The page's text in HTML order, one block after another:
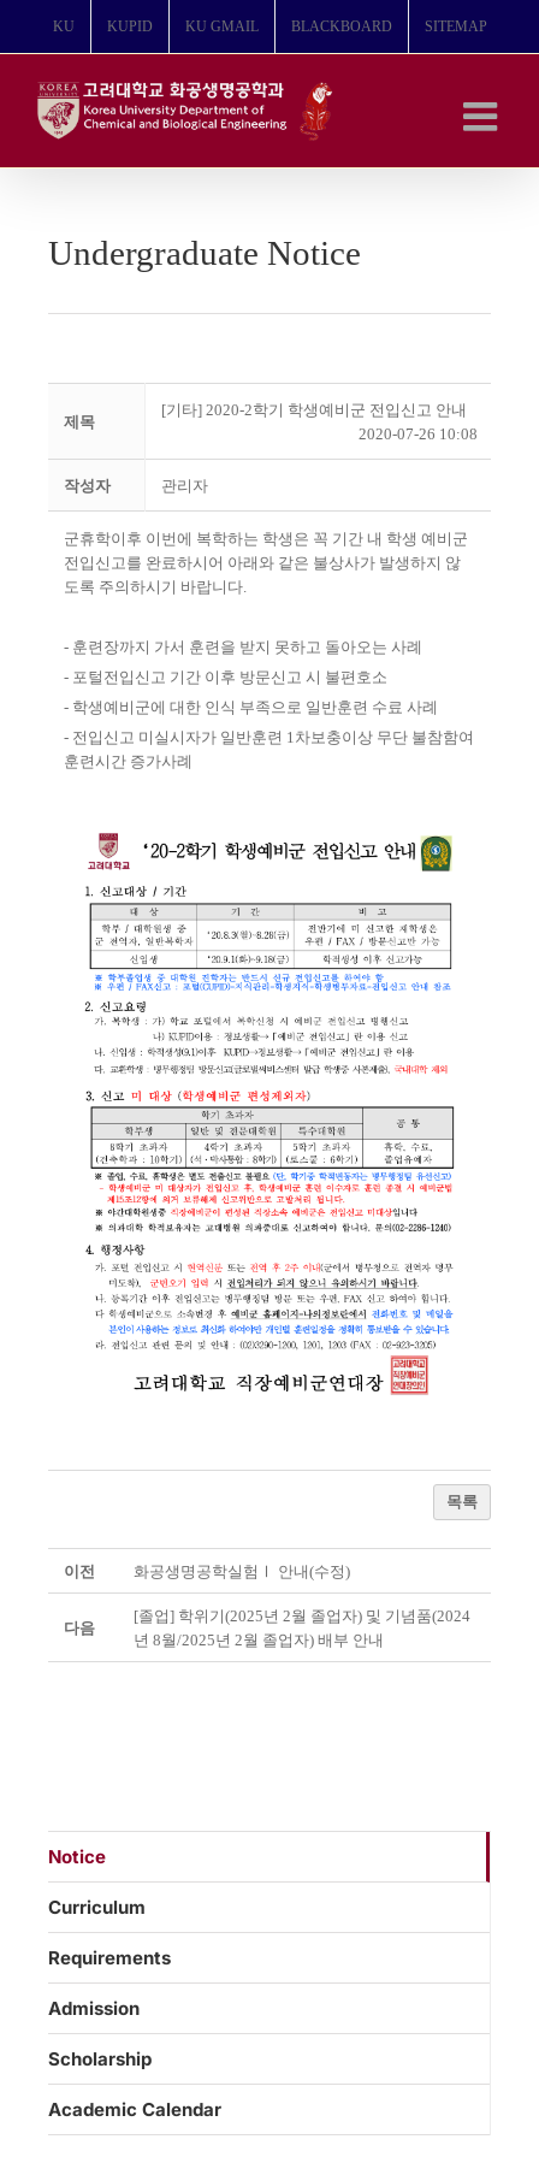
뛰
KU KUPID KU GMAIL BLACKBOARD SITEMAP
Undergraduate Notice
제목
[기타] 2020-2학기 학생예비군 전입신고 안내
2020-07-26 10:08
작성자 관리자
군휴학이후 이번에 복학하는 학생은 꼭 기간 내 학생 예비군
전입신고를 완료하시어 아래와 같은 불상사가 발생하지 않
도록 주의하시기 바랍니다.
- 훈련장까지 가서 훈련을 받지 못하고 돌아오는 사례
- 포털전입신고 기간 이후 방문신고 시 불편호소
- 학생예비군에 대한 인식 부족으로 일반훈련 수료 사례
- 전입신고 미실시자가 일반훈련 1차보충이상 무단 불참함여
훈련시간 증가사례
목록
이전 화공생명공학실험Ⅰ 안내(수정)
다음
[졸업] 학위기(2025년 2월 졸업자) 및 기념품(2024
년 8월/2025년 2월 졸업자) 배부 안내
Notice
Curriculum
Requirements
Admission
Scholarship
Academic Calendar